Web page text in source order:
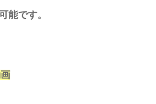
能です。